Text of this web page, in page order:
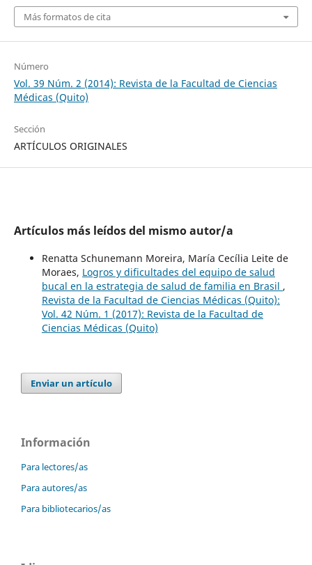
Más formatos de cita
Número
Vol. 39 Núm. 2 (2014): Revista de la Facultad de Ciencias
Médicas (Quito)
Sección
ARTÍCULOS ORIGINALES
Artículos más leídos del mismo autor/a
Renatta Schunemann Moreira, María Cecília Leite de
Moraes, Logros y dificultades del equipo de salud
bucal en la estrategia de salud de familia en Brasil ,
Revista de la Facultad de Ciencias Médicas (Quito):
Vol. 42 Núm. 1 (2017): Revista de la Facultad de
Ciencias Médicas (Quito)
Enviar un artículo
Información
Para lectores/as
Para autores/as
Para bibliotecarios/as